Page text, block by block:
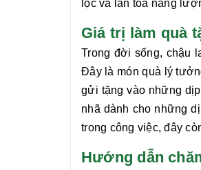
lộc và lan tỏa năng
Giá trị làm quà
Trong đời sống, chậu
Đây là món quà lý
gửi tặng vào những
nhã dành cho những
trong công việc, đây
Hướng dẫn